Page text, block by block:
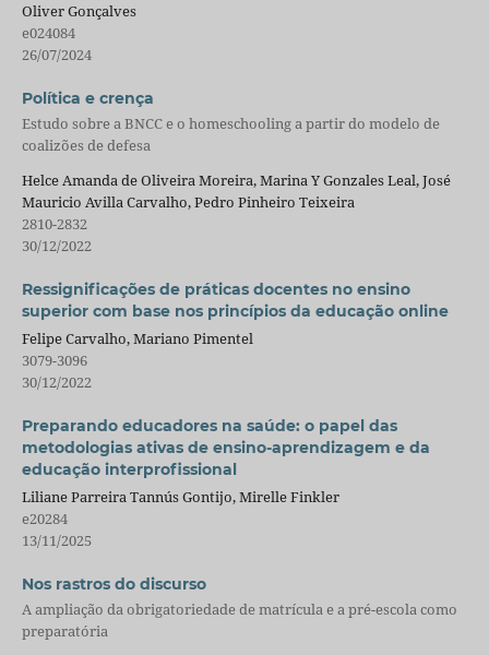
Oliver Gonçalves
e024084
26/07/2024
Política e crença
Estudo sobre a BNCC e o homeschooling a partir do modelo de
coalizões de defesa
Helce Amanda de Oliveira Moreira, Marina Y Gonzales Leal, José
Mauricio Avilla Carvalho, Pedro Pinheiro Teixeira
2810-2832
30/12/2022
Ressignificações de práticas docentes no ensino
superior com base nos princípios da educação online
Felipe Carvalho, Mariano Pimentel
3079-3096
30/12/2022
Preparando educadores na saúde: o papel das
metodologias ativas de ensino-aprendizagem e da
educação interprofissional
Liliane Parreira Tannús Gontijo, Mirelle Finkler
e20284
13/11/2025
Nos rastros do discurso
A ampliação da obrigatoriedade de matrícula e a pré-escola como
preparatória